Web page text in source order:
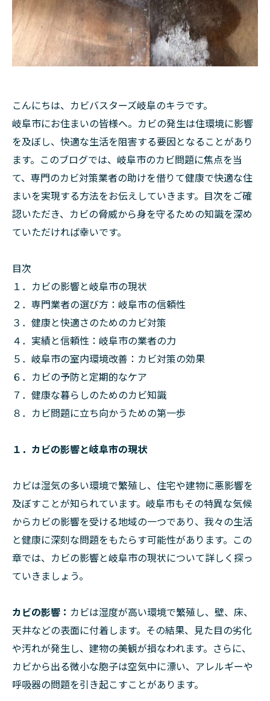
こんにちは、カビバスターズ岐阜のキラです。
岐阜市にお住まいの皆様へ。カビの発生は住環境に影響
を及ぼし、快適な生活を阻害する要因となることがあり
ます。このブログでは、岐阜市のカビ問題に焦点を当
て、専門のカビ対策業者の助けを借りて健康で快適な住
まいを実現する方法をお伝えしていきます。目次をご確
認いただき、カビの脅威から身を守るための知識を深め
ていただければ幸いです。
目次
１．カビの影響と岐阜市の現状
２．専門業者の選び方：岐阜市の信頼性
３．健康と快適さのためのカビ対策
４．実績と信頼性：岐阜市の業者の力
５．岐阜市の室内環境改善：カビ対策の効果
６．カビの予防と定期的なケア
７．健康な暮らしのためのカビ知識
８．カビ問題に立ち向かうための第一歩
１．カビの影響と岐阜市の現状
カビは湿気の多い環境で繁殖し、住宅や建物に悪影響を
及ぼすことが知られています。岐阜市もその特異な気候
からカビの影響を受ける地域の一つであり、我々の生活
と健康に深刻な問題をもたらす可能性があります。この
章では、カビの影響と岐阜市の現状について詳しく探っ
ていきましょう。
カビの影響： カビは湿度が高い環境で繁殖し、壁、床、
天井などの表面に付着します。その結果、見た目の劣化
や汚れが発生し、建物の美観が損なわれます。さらに、
カビから出る微小な胞子は空気中に漂い、アレルギーや
呼吸器の問題を引き起こすことがあります。